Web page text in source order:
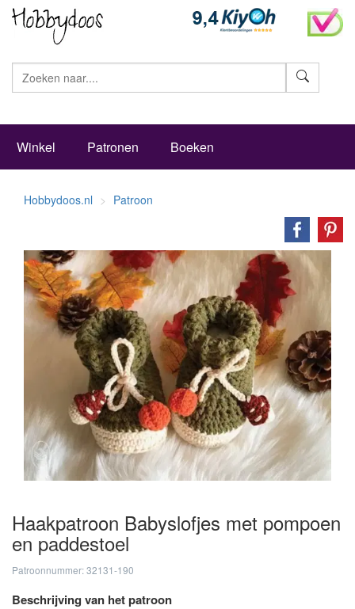
Winkel Patronen Boeken
Hobbydoos.nl Patroon
Haakpatroon Babyslofjes met pompoen
en paddestoel
Patroonnummer: 32131-190
Beschrijving van het patroon